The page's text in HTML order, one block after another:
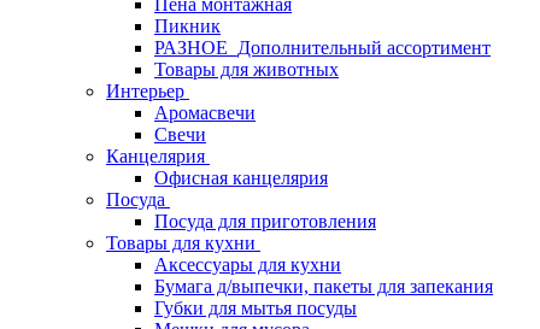
Пена монтажная
Пикник
РАЗНОЕ_Дополнительный ассортимент
Товары для животных
Интерьер
Аромасвечи
Свечи
Канцелярия
Офисная канцелярия
Посуда
Посуда для приготовления
Товары для кухни
Аксессуары для кухни
Бумага д/выпечки, пакеты для запекания
Губки для мытья посуды